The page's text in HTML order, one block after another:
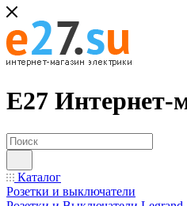
Е27 Интернет-
Каталог
Розетки и выключатели